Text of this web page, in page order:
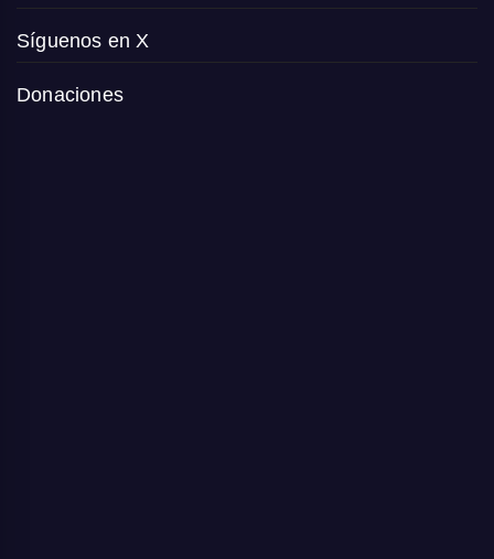
Síguenos en X
Donaciones